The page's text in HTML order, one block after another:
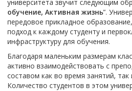
университета звучит следующим
обучение, Активная жизнь”.
передовое прикладное
подход к каждому студенту и
инфраструктуру для обучения.
Благодаря маленьким размерам
активно взаимодействовать с
составом как во время занятий, так
Количество студентов в этом